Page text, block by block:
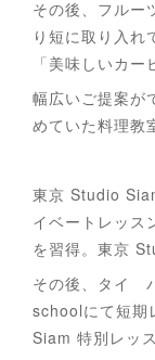
その後、フルー
り短に取り入れ
「美味しいカー
幅広いご提案が
めていた料理教
東京 Studio
イベートレッス
を習得。東京
その後、タイ
schoolにて短
Siam 特別レッ